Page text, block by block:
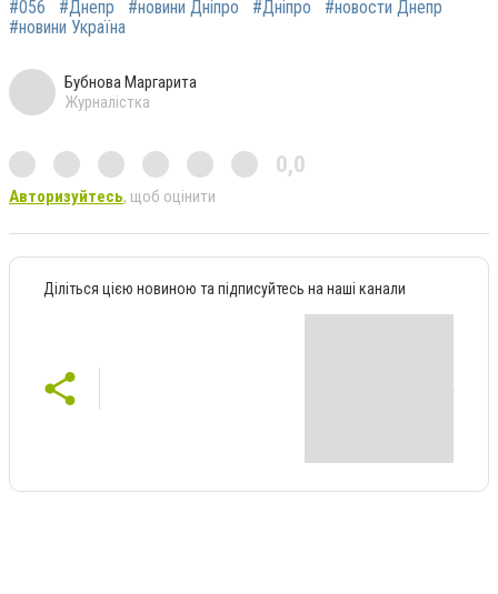
#056 #Днепр #новини Дніпро #Дніпро
#новости Днепр
#новини Україна
Бубнова Маргарита
Журналістка
0,0
Авторизуйтесь, щоб оцінити
Діліться цією новиною та підписуйтесь на наші канали